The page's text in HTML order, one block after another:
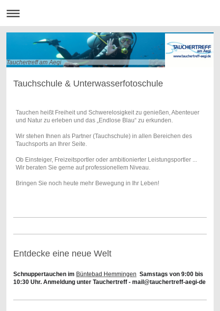
Tauchertreff am Aegi
Tauchschule & Unterwasserfotoschule
Tauchen heißt Freiheit und Schwerelosigkeit zu genießen, Abenteuer
und Natur zu erleben und das „Endlose Blau“ zu erkunden.
Wir stehen Ihnen als Partner (Tauchschule) in allen Bereichen des
Tauchsports an Ihrer Seite.
Ob Einsteiger, Freizeitsportler oder ambitionierter Leistungsportler ...
Wir beraten Sie gerne auf professionellem Niveau.
Bringen Sie noch heute mehr Bewegung in Ihr Leben!
Entdecke eine neue Welt
Schnuppertauchen im Büntebad Hemmingen Samstags von 9:00 bis
10:30 Uhr. Anmeldung unter Tauchertreff - mail@tauchertreff-aegi-de